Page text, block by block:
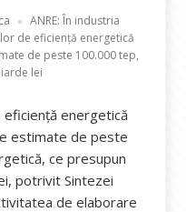
ANRE: În industria
de eficiență energetică
de peste 100.000 tep,
lei
energetică
estimate de peste
ce presupun
potrivit Sintezei
de elaborare